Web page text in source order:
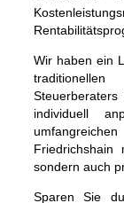
Wir haben ein
individuell
Friedrichshain
sondern auch
Sparen Sie